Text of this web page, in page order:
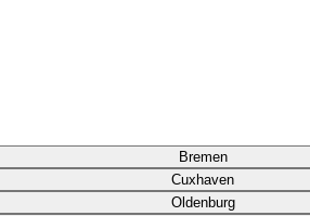
Bremen
Cuxhaven
Oldenburg